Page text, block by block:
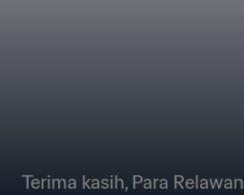
Terima kasih, Para Relawan